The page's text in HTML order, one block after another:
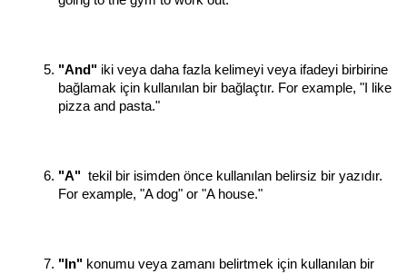
"And" iki veya daha fazla kelimeyi veya ifadeyi birbirine
bağlamak için kullanılan bir bağlaçtır. For example, "I like
pizza and pasta."
"A" tekil bir isimden önce kullanılan belirsiz bir yazıdır.
For example, "A dog" or "A house."
"In" konumu veya zamanı belirtmek için kullanılan bir